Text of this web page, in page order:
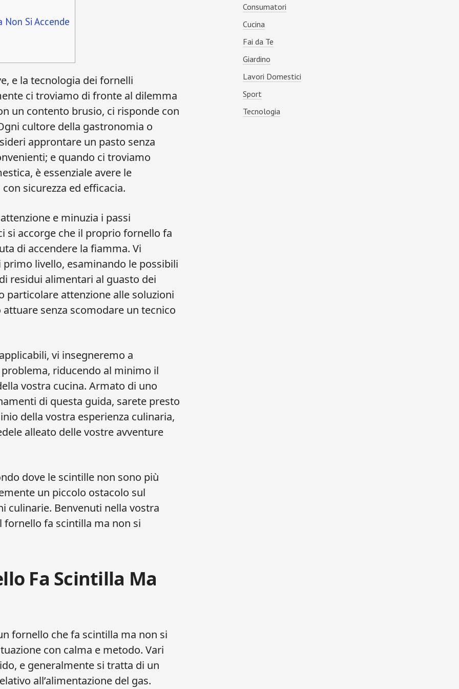
Si Accende
e la tecnologia dei fornelli
ci troviamo di fronte al dilemma
un contento brusio, ci risponde con
cultore della gastronomia o
approntare un pasto senza
e quando ci troviamo
è essenziale avere le
sicurezza ed efficacia.
e minuzia i passi
si accorge che il proprio fornello fa
di accendere la fiamma. Vi
livello, esaminando le possibili
residui alimentari al guasto dei
attenzione alle soluzioni
senza scomodare un tecnico
vi insegneremo a
riducendo al minimo il
vostra cucina. Armato di uno
di questa guida, sarete presto
della vostra esperienza culinaria,
alleato delle vostre avventure
dove le scintille non sono più
un piccolo ostacolo sul
culinarie. Benvenuti nella vostra
fa scintilla ma non si
Fa Scintilla Ma
fornello che fa scintilla ma non si
con calma e metodo. Vari
e generalmente si tratta di un
all’alimentazione del gas.
Consumatori
Cucina
Fai da Te
Giardino
Lavori Domestici
Sport
Tecnologia